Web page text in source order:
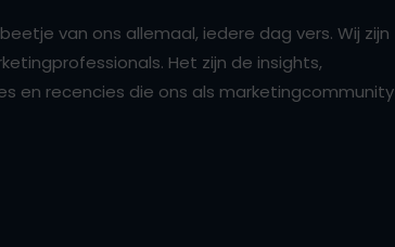
van ons allemaal, iedere dag vers. Wij zijn
Het zijn de insights,
en recencies die ons als marketingcommunity